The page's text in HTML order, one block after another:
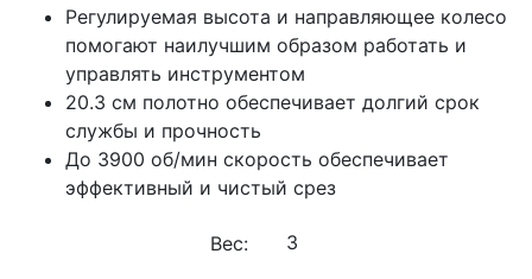
Регулируемая высота и направляющее колесо
помогают наилучшим образом работать и
управлять инструментом
20.3 см полотно обеспечивает долгий срок
службы и прочность
До 3900 об/мин скорость обеспечивает
эффективный и чистый срез
Вес: